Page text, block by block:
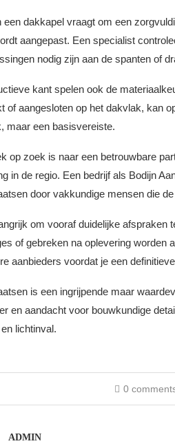
een dakkapel vraagt om een
aangepast. Een specialist
nodig zijn aan de spanten of
kant spelen ook de
of aangesloten op het dakvlak, kan
maar een basisvereiste.
op zoek is naar een betrouwbare
in de regio. Een bedrijf als Bodijn
door vakkundige mensen die
om vooraf duidelijke
of gebreken na oplevering worden
aanbieders voordat je een
is een ingrijpende maar
en aandacht voor bouwkundige
lichtinval.
0
ADMIN